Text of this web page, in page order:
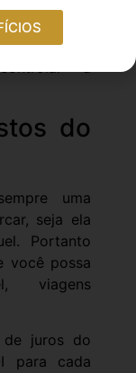
controlar
a
do
uma
seja ela
Portanto
você possa
viagens
de juros do
para cada